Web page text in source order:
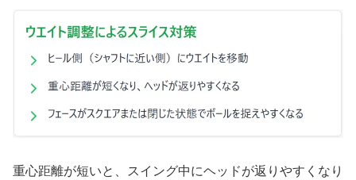
重心距離が短いと、スイング中にヘッドが返りやすくなり